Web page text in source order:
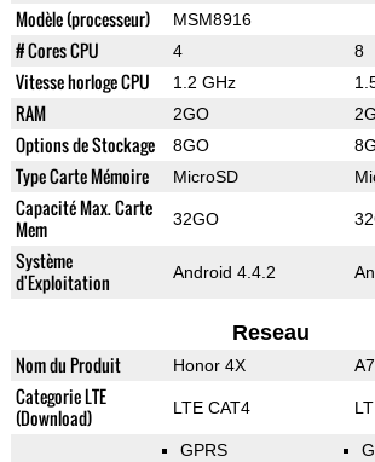
Modèle (processeur) MSM8916
# Cores CPU 4 8
Vitesse horloge CPU 1.2 GHz
RAM 2GO
Options de Stockage 8GO
Type Carte Mémoire MicroSD
Capacité Max. Carte
Mem
32GO
Système
d'Exploitation
Android 4.4.2
Reseau
Nom du Produit Honor 4X
Categorie LTE
(Download)
LTE CAT4
GPRS